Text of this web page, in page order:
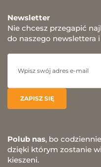
Newsletter
Nie chcesz przegapić
do naszego newslettera
Polub nas, bo
dzięki którym zostanie
kieszeni.